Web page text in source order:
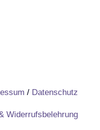
/ Datenschutz
Widerrufsbelehrung